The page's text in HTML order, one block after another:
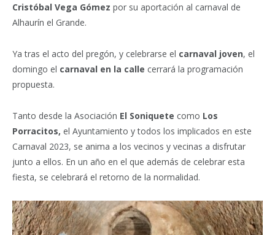
Cristóbal Vega Gómez por su aportación al carnaval de
Alhaurín el Grande.
Ya tras el acto del pregón, y celebrarse el carnaval joven, el
domingo el carnaval en la calle cerrará la programación
propuesta.
Tanto desde la Asociación El Soniquete como Los
Porracitos, el Ayuntamiento y todos los implicados en este
Carnaval 2023, se anima a los vecinos y vecinas a disfrutar
junto a ellos. En un año en el que además de celebrar esta
fiesta, se celebrará el retorno de la normalidad.